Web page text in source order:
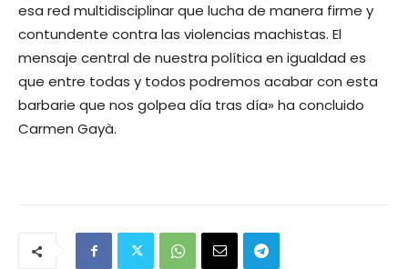
esa red multidisciplinar que lucha de manera firme y
contundente contra las violencias machistas. El
mensaje central de nuestra política en igualdad es
que entre todas y todos podremos acabar con esta
barbarie que nos golpea día tras día» ha concluido
Carmen Gayà.